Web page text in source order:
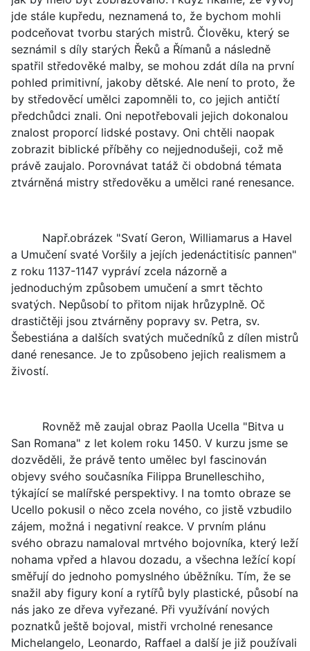
jde stále kupředu, neznamená to, že bychom mohli
podceňovat tvorbu starých mistrů. Člověku, který se
seznámil s díly starých Řeků a Římanů a následně
spatřil středověké malby, se mohou zdát díla na první
pohled primitivní, jakoby dětské. Ale není to proto, že
by středověcí umělci zapomněli to, co jejich antičtí
předchůdci znali. Oni nepotřebovali jejich dokonalou
znalost proporcí lidské postavy. Oni chtěli naopak
zobrazit biblické příběhy co nejjednodušeji, což mě
právě zaujalo. Porovnávat tatáž či obdobná témata
ztvárněná mistry středověku a umělci rané renesance.
Např.obrázek "Svatí Geron, Williamarus a Havel
a Umučení svaté Voršily a jejích jedenáctitisíc pannen"
z roku 1137-1147 vypráví zcela názorně a
jednoduchým způsobem umučení a smrt těchto
svatých. Nepůsobí to přitom nijak hrůzyplně. Oč
drastičtěji jsou ztvárněny popravy sv. Petra, sv.
Šebestiána a dalších svatých mučedníků z dílen mistrů
dané renesance. Je to způsobeno jejich realismem a
živostí.
Rovněž mě zaujal obraz Paolla Ucella "Bitva u
San Romana" z let kolem roku 1450. V kurzu jsme se
dozvěděli, že právě tento umělec byl fascinován
objevy svého současníka Filippa Brunelleschiho,
týkající se malířské perspektivy. I na tomto obraze se
Ucello pokusil o něco zcela nového, co jistě vzbudilo
zájem, možná i negativní reakce. V prvním plánu
svého obrazu namaloval mrtvého bojovníka, který leží
nohama vpřed a hlavou dozadu, a všechna ležící kopí
směřují do jednoho pomyslného úběžníku. Tím, že se
snažil aby figury koní a rytířů byly plastické, působí na
nás jako ze dřeva vyřezané. Při využívání nových
poznatků ještě bojoval, mistři vrcholné renesance
Michelangelo, Leonardo, Raffael a další je již používali